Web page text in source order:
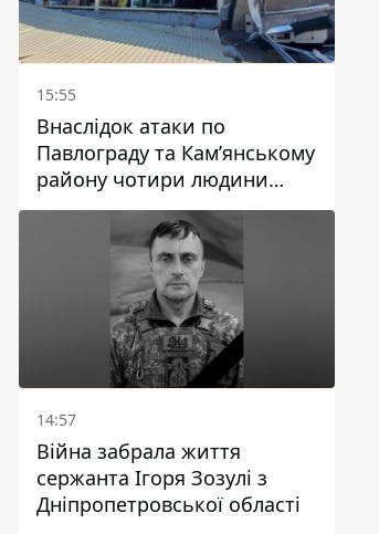
15:55
Внаслідок атаки по
Павлограду та Кам’янському
району чотири людини
загинули, семеро зазнали
поранень
14:57
Війна забрала життя
сержанта Ігоря Зозулі з
Дніпропетровської області